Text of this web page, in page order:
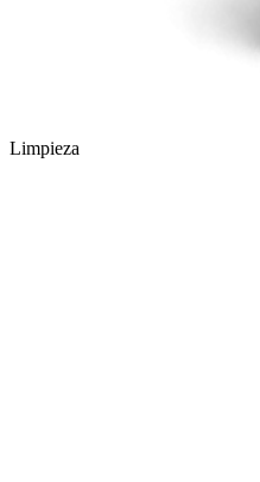
Limpieza